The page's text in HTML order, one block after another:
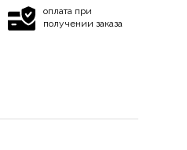
оплата при
получении заказа